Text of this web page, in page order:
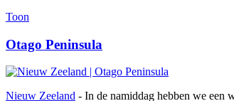
Toon
Otago Peninsula
Nieuw Zeeland - In de namiddag hebben we een